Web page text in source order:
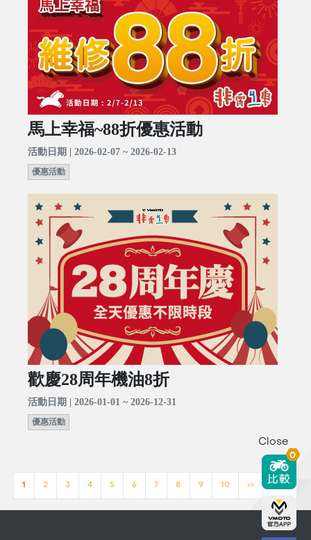
馬上幸福~88折優惠活動
活動日期 | 2026-02-07 ~ 2026-02-13
優惠活動
歡慶28周年機油8折
活動日期 | 2026-01-01 ~ 2026-12-31
優惠活動
1 2 3 4 5 6 7 8 9 10 >> [23]
Close
0